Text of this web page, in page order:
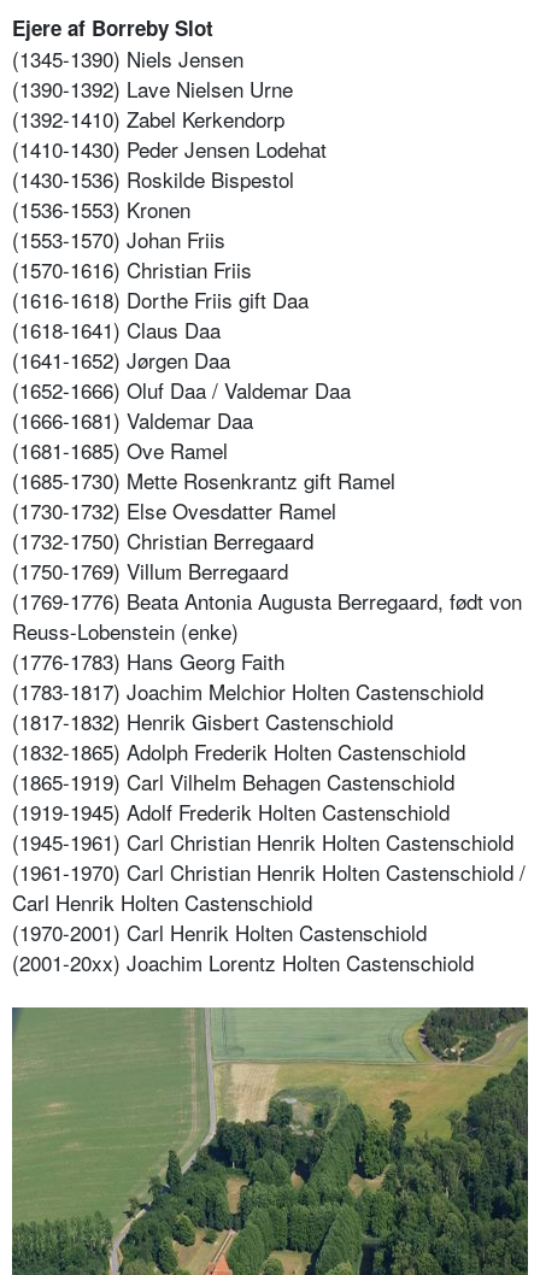
Ejere af Borreby Slot
(1345-1390) Niels Jensen
(1390-1392) Lave Nielsen Urne
(1392-1410) Zabel Kerkendorp
(1410-1430) Peder Jensen Lodehat
(1430-1536) Roskilde Bispestol
(1536-1553) Kronen
(1553-1570) Johan Friis
(1570-1616) Christian Friis
(1616-1618) Dorthe Friis gift Daa
(1618-1641) Claus Daa
(1641-1652) Jørgen Daa
(1652-1666) Oluf Daa / Valdemar Daa
(1666-1681) Valdemar Daa
(1681-1685) Ove Ramel
(1685-1730) Mette Rosenkrantz gift Ramel
(1730-1732) Else Ovesdatter Ramel
(1732-1750) Christian Berregaard
(1750-1769) Villum Berregaard
(1769-1776) Beata Antonia Augusta Berregaard, født von
Reuss-Lobenstein (enke)
(1776-1783) Hans Georg Faith
(1783-1817) Joachim Melchior Holten Castenschiold
(1817-1832) Henrik Gisbert Castenschiold
(1832-1865) Adolph Frederik Holten Castenschiold
(1865-1919) Carl Vilhelm Behagen Castenschiold
(1919-1945) Adolf Frederik Holten Castenschiold
(1945-1961) Carl Christian Henrik Holten Castenschiold
(1961-1970) Carl Christian Henrik Holten Castenschiold /
Carl Henrik Holten Castenschiold
(1970-2001) Carl Henrik Holten Castenschiold
(2001-20xx) Joachim Lorentz Holten Castenschiold